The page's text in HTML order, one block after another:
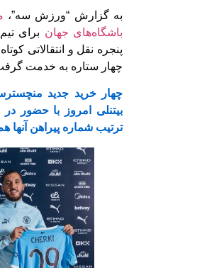
به گزارش “ورزش سه”،
باشگاه‌های جهان برای
پنجره نقل و انتقالاتی
چهار ستاره به خدمت
چهار خرید جدید
بیتنلی امروز با حضور
ترتیب شماره پیراهن